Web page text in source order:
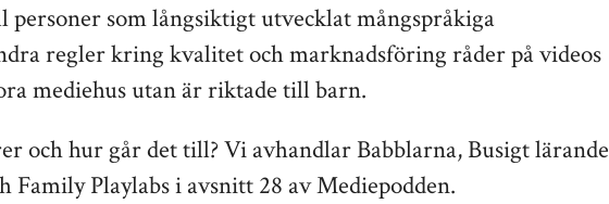
personer som långsiktigt utvecklat mångspråkiga
regler kring kvalitet och marknadsföring råder på videos
mediehus utan är riktade till barn.
och hur går det till? Vi avhandlar Babblarna, Busigt lärande
Family Playlabs i avsnitt 28 av Mediepodden.